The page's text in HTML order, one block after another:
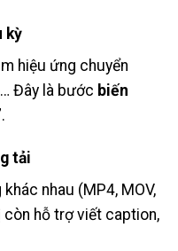
kỳ
hiệu ứng chuyển
Đây là bước biến
.
tải
nhau (MP4, MOV,
hỗ trợ viết caption,